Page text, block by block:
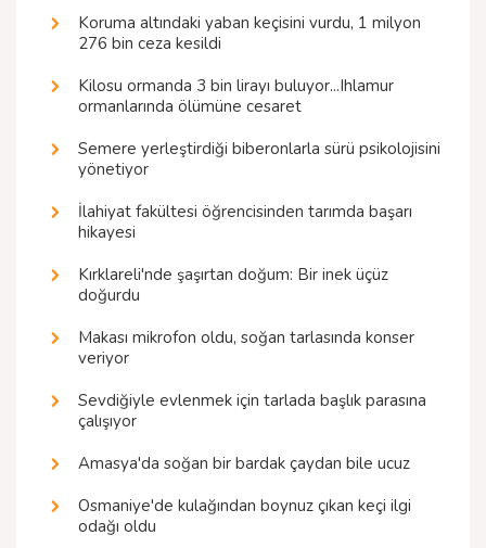
Koruma altındaki yaban keçisini vurdu, 1 milyon
276 bin ceza kesildi
Kilosu ormanda 3 bin lirayı buluyor...Ihlamur
ormanlarında ölümüne cesaret
Semere yerleştirdiği biberonlarla sürü psikolojisini
yönetiyor
İlahiyat fakültesi öğrencisinden tarımda başarı
hikayesi
Kırklareli'nde şaşırtan doğum: Bir inek üçüz
doğurdu
Makası mikrofon oldu, soğan tarlasında konser
veriyor
Sevdiğiyle evlenmek için tarlada başlık parasına
çalışıyor
Amasya'da soğan bir bardak çaydan bile ucuz
Osmaniye'de kulağından boynuz çıkan keçi ilgi
odağı oldu